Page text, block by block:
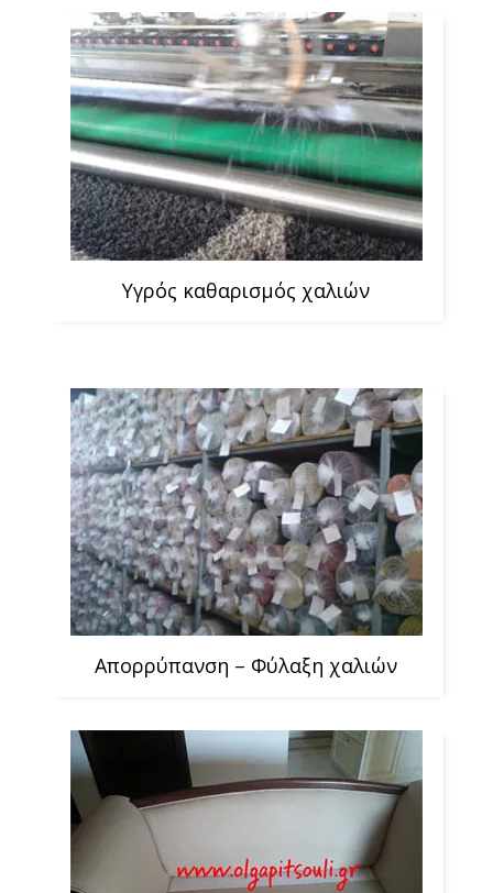
Υγρός καθαρισμός χαλιών
Απορρύπανση – Φύλαξη χαλιών